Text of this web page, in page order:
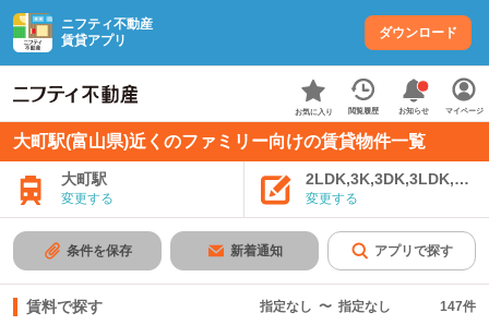
ニフティ不動産
賃貸アプリ
ダウンロード
お気に入り 閲覧履歴 お知らせ マイページ
大町駅(富山県)近くのファミリー向けの賃貸物件一覧
大町駅
変更する 変更する
条件を保存 新着通知 アプリで探す
賃料で探す 指定なし 〜 指定なし 147件